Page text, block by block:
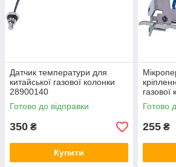
Датчик температури для
китайської газової колонки
28900140
Готово до відправки
350 ₴
Купити
газової
Roda
Готово
255 ₴